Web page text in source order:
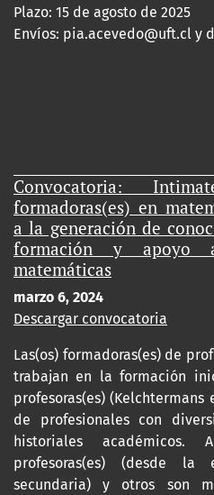
Plazo: 15 de agosto de 2025
Envíos: pia.acevedo@uft.cl y
Convocatoria:
formadoras(es) en
a la generación de
formación y apoyo
matemáticas
marzo 6, 2024
Descargar convocatoria
Las(os) formadoras(es) de
trabajan en la formación
profesoras(es)
de profesionales con
historiales
profesoras(es) (desde
secundaria) y otros son